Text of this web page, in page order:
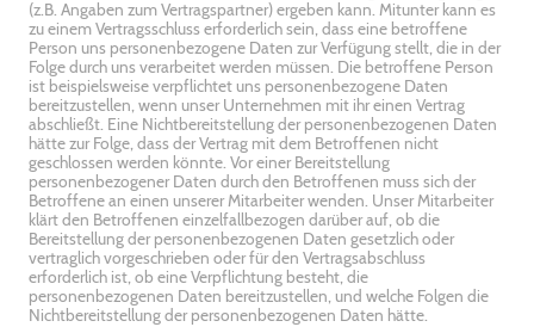
(z.B. Angaben zum Vertragspartner) ergeben kann. Mitunter kann es
zu einem Vertragsschluss erforderlich sein, dass eine betroffene
Person uns personenbezogene Daten zur Verfügung stellt, die in der
Folge durch uns verarbeitet werden müssen. Die betroffene Person
ist beispielsweise verpflichtet uns personenbezogene Daten
bereitzustellen, wenn unser Unternehmen mit ihr einen Vertrag
abschließt. Eine Nichtbereitstellung der personenbezogenen Daten
hätte zur Folge, dass der Vertrag mit dem Betroffenen nicht
geschlossen werden könnte. Vor einer Bereitstellung
personenbezogener Daten durch den Betroffenen muss sich der
Betroffene an einen unserer Mitarbeiter wenden. Unser Mitarbeiter
klärt den Betroffenen einzelfallbezogen darüber auf, ob die
Bereitstellung der personenbezogenen Daten gesetzlich oder
vertraglich vorgeschrieben oder für den Vertragsabschluss
erforderlich ist, ob eine Verpflichtung besteht, die
personenbezogenen Daten bereitzustellen, und welche Folgen die
Nichtbereitstellung der personenbezogenen Daten hätte.